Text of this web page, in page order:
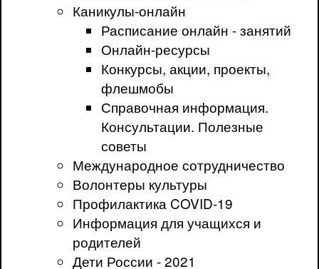
Каникулы-онлайн
Расписание онлайн - занятий
Онлайн-ресурсы
Конкурсы, акции, проекты,
флешмобы
Справочная информация.
Консультации. Полезные
советы
Международное сотрудничество
Волонтеры культуры
Профилактика COVID-19
Информация для учащихся и
родителей
Дети России - 2021